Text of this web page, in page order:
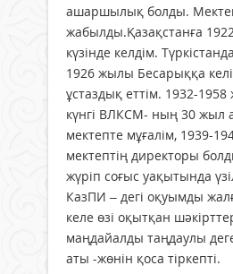
ашаршылық болды.
жабылды.Қазақстанға
күзінде келдім.
1926 жылы Бесарыққа
ұстаздық еттім. 1932-
күнгі ВЛКСМ- ның 30 жыл
мектепте мұғалім, 1939-
мектептің директоры
жүріп соғыс уақытында
КазПИ – дегі оқуымды
келе өзі оқытқан
маңдайалды таңдаулы
аты -жөнін қоса тіркепті.